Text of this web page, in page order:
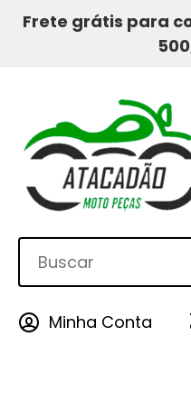
Frete grátis para
Minha Conta